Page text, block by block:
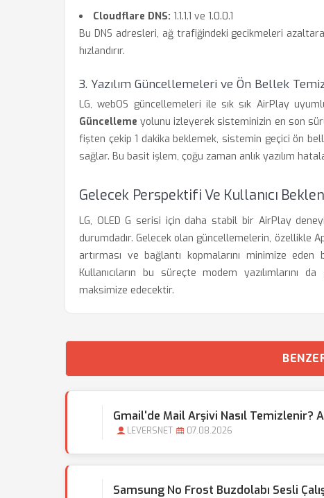
Cloudflare DNS: 1.1.1.1 ve 1.0.0.1
Bu DNS adresleri, ağ trafiğindeki gecikmeleri
hızlandırır.
3. Yazılım Güncellemeleri ve Ön Bellek
LG, webOS güncellemeleri ile sık sık AirPlay
Güncelleme yolunu izleyerek sisteminizin en son
fişten çekip 1 dakika beklemek, sistemin geçici ön
sağlar. Bu basit işlem, çoğu zaman anlık yazılım
Gelecek Perspektifi Ve Kullanıcı
LG, OLED G serisi için daha stabil bir AirPlay
durumdadır. Gelecek olan güncellemelerin, özellikle
artırması ve bağlantı kopmalarını minimize
Kullanıcıların bu süreçte modem
maksimize edecektir.
Gmail'de Mail Arşivi Nasıl Temizlenir?
LEVERSNET 07.08.2026
Samsung No Frost Buzdolabı Sesli